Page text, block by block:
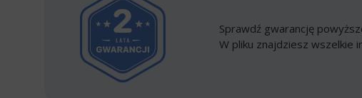
Sprawdź gwarancję
W pliku znajdziesz wszelkie